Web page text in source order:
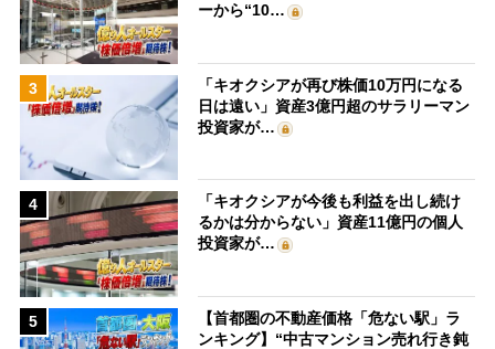
ーから“10…
3
「キオクシアが再び株価10万円になる
日は遠い」資産3億円超のサラリーマン
投資家が…
4
「キオクシアが今後も利益を出し続け
るかは分からない」資産11億円の個人
投資家が…
5
【首都圏の不動産価格「危ない駅」ラ
ンキング】“中古マンション売れ行き鈍